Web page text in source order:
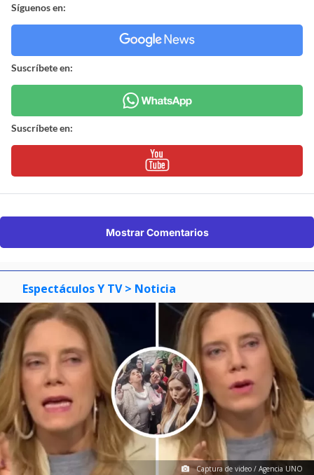
Síguenos en:
Suscríbete en:
Suscríbete en:
Mostrar Comentarios
Espectáculos Y TV > Noticia
Captura de video / Agencia UNO